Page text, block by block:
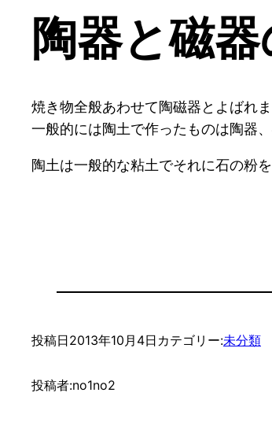
陶器と磁
焼き物全般あわせて陶磁器とよばれ
一般的には陶土で作ったものは陶器
陶土は一般的な粘土でそれに石の粉
投稿日2013年10月4日 カテゴリー:未分類
投稿者:no1no2